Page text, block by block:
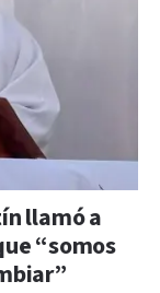
llamó a
“somos